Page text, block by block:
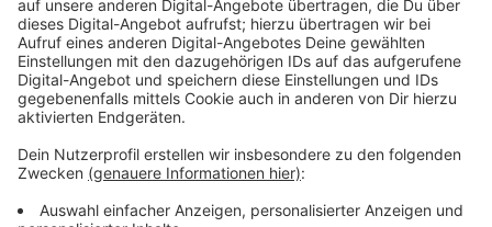
Holzem bekommt jetzt einen neugemachten Kanal,
neue Wasserleitungen, Stromleitungen, Glasfaser,
einen Anschluss ans Gasnetz. Dazu bekommt Holzem
nun auch erstmalig Bürgersteige, außerdem wird der
Dorfplatz umgestaltet. Die Kapelle dort wird
barrierefrei, ebenso wie die Bushaltestellen.
Anderthalb Jahre soll das dauern, 2 Millionen Euro
wirds kosten, mehr als die Hälfte davon wird